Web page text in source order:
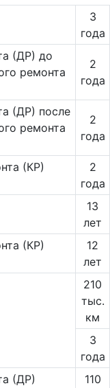
3
года
(ДР) до
ремонта
2
года
(ДР) после
ремонта
2
года
(КР)
2
года
13
лет
(КР)
12
лет
210
тыс.
км
3
года
(ДР)
110